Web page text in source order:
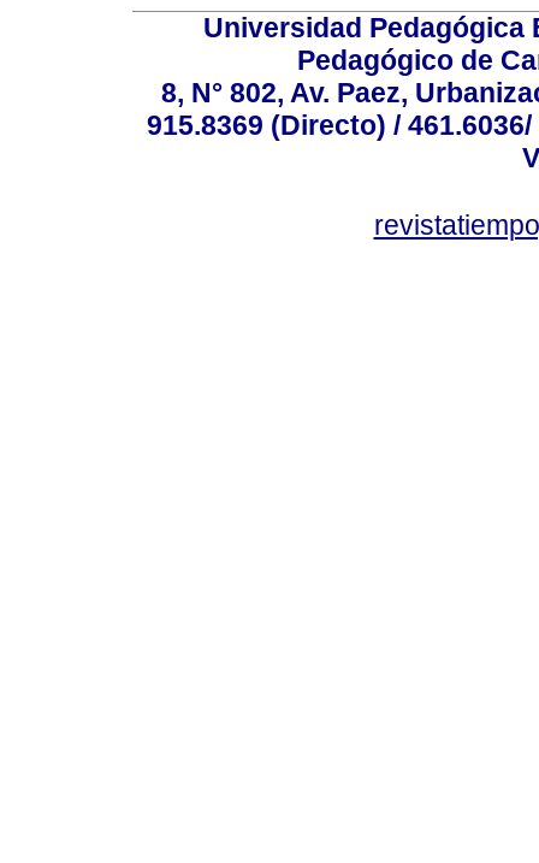
Universidad
Pedagógico de
8, N° 802, Av. Paez,
915.8369 (Directo) /